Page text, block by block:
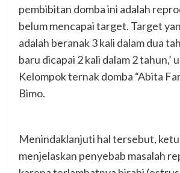
pembibitan domba ini adalah
belum mencapai target. Target
adalah beranak 3 kali dalam dua
baru dicapai 2 kali dalam 2 tahun,’
Kelompok ternak domba “Abita
Bimo.
Menindaklanjuti hal tersebut,
menjelaskan penyebab masalah